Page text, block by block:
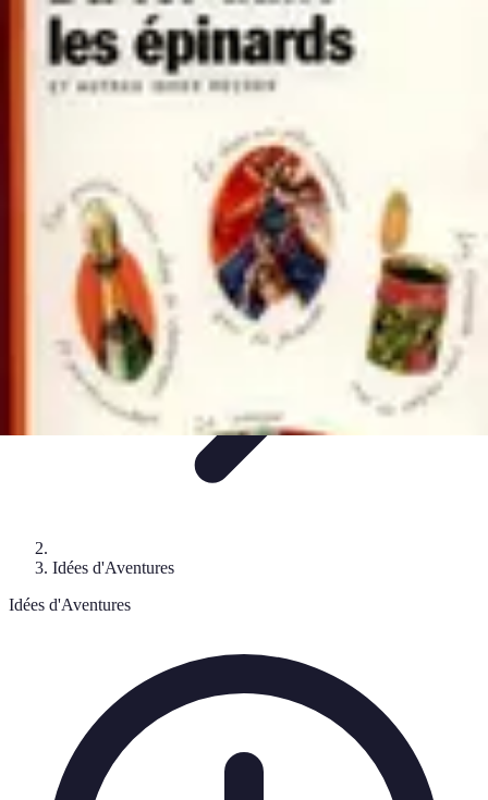
Aventures Ado
Activités AventureOrganisation d'AventuresPlanification
AventureActivités d'AventureAventure et Nature
Idées d'Aventures
Idées d'Aventures